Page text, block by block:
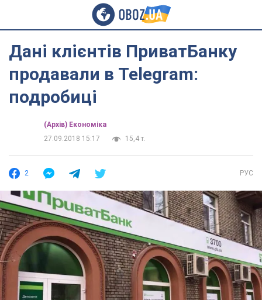
Дані клієнтів ПриватБанку
продавали в Telegram:
подробиці
(Архів) Економіка
27.09.2018 15:17
15,4 т.
2 РУС